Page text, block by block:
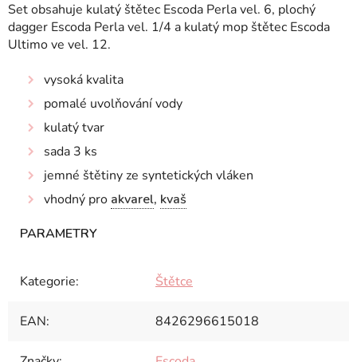
Set obsahuje kulatý štětec Escoda Perla vel. 6, plochý
dagger Escoda Perla vel. 1/4 a kulatý mop štětec Escoda
Ultimo ve vel. 12.
vysoká kvalita
pomalé uvolňování vody
kulatý tvar
sada 3 ks
jemné štětiny ze syntetických vláken
vhodný pro akvarel, kvaš
Kategorie: Štětce
EAN: 8426296615018